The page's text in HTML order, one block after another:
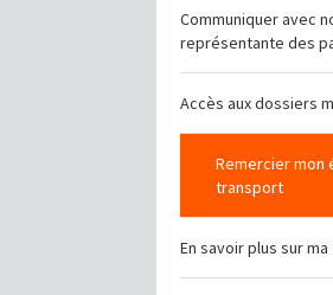
Communiquer avec
représentante des
Accès aux dossiers
Remercier mon
transport
En savoir plus sur